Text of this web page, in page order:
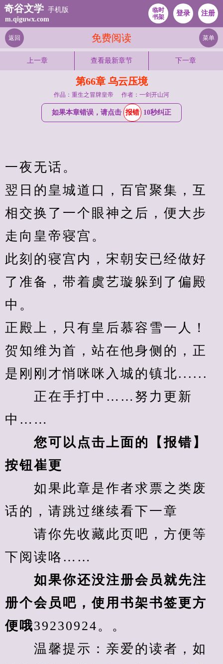
奇谷文学 手机版
m.qiguwx.com
临时
书架
登录 注册
免费阅读
返回 菜单
上一章 查看最新章节 下一章
第66章 乌云压境
作品：重生之冒牌皇帝 作者：一剑开山河
如果本章错误，请点击 报错 10秒纠正
一夜无话。
翌日的皇城道口，百官聚集，互
相交换了一个眼神之后，便大步
走向皇帝寝宫。
此刻的寝宫内，宋朝安已经做好
了准备，带着虞艺璇躲到了偏殿
中。
正殿上，只有皇后慕容雪一人！
贺知维为首，站在他身侧的，正
是刚刚才悄咪咪入城的镇北......
正在手打中……努力更新
中……
您可以点击上面的【报错】
按钮崔更
如果此章是作者求票之类废
话的，请跳过继续看下一章
请你先收藏此页吧，方便等
下阅读咯……
如果你还没注册会员就先注
册个会员吧，使用书架书签更方
便哦39230924。。
温馨提示：亲爱的读者，如